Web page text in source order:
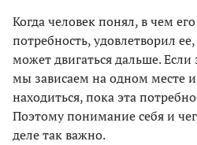
Когда человек понял, в чем
потребность, удовлетворил
может двигаться дальше. Если
мы зависаем на одном месте
находиться, пока эта
Поэтому понимание себя и
деле так важно.